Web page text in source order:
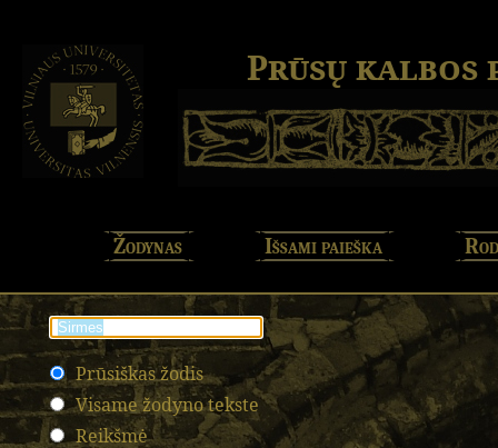
Prūsų kalbos
Žodynas Išsami paieška
Prūsiškas žodis
Visame žodyno tekste
Reikšmė